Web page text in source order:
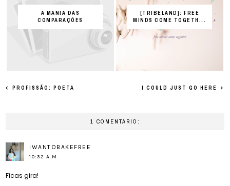
A MANIA DAS
COMPARAÇÕES
[TRIBELAND]: FREE
MINDS COME TOGETH...
PROFISSÃO: POETA I COULD JUST GO HERE
1 COMENTÁRIO:
IWANTOBAKEFREE
10:32 A.M.
Ficas gira!